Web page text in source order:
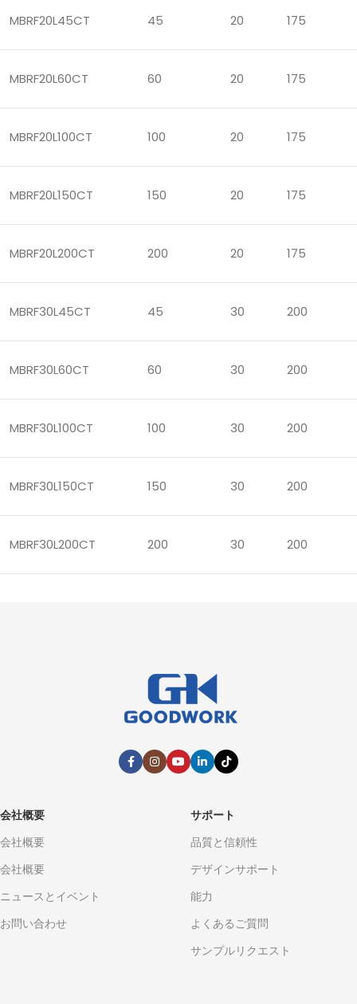
MBRF20L45CT 45 20 175
MBRF20L60CT 60 20 175
MBRF20L100CT 100 20 175
MBRF20L150CT 150 20 175
MBRF20L200CT 200 20 175
MBRF30L45CT 45 30 200
MBRF30L60CT 60 30 200
MBRF30L100CT 100 30 200
MBRF30L150CT 150 30 200
MBRF30L200CT 200 30 200
会社概要
会社概要
会社概要
ニュースとイベント
お問い合わせ
サポート
品質と信頼性
デザインサポート
能力
よくあるご質問
サンプルリクエスト